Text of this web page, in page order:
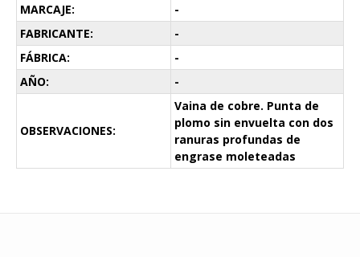
MARCAJE:
-
FABRICANTE:
-
FÁBRICA:
-
AÑO:
-
OBSERVACIONES:
Vaina de cobre. Punta de
plomo sin envuelta con dos
ranuras profundas de
engrase moleteadas